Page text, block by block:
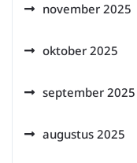
november 2025
oktober 2025
september 2025
augustus 2025